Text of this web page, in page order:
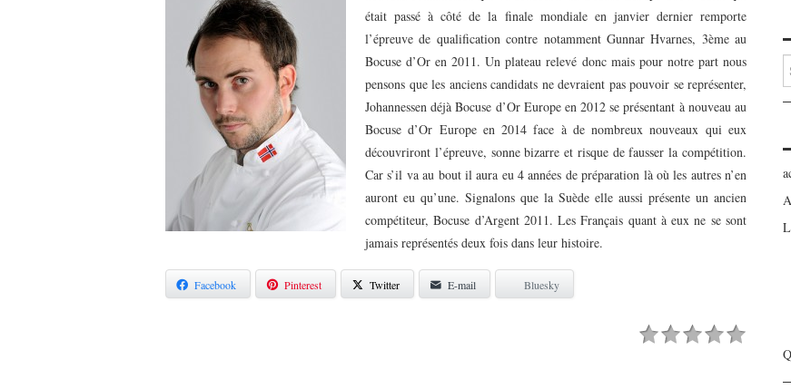
était passé à côté de la finale mondiale en janvier dernier remporte
l’épreuve de qualification contre notamment Gunnar Hvarnes, 3ème au
Bocuse d’Or en 2011. Un plateau relevé donc mais pour notre part nous
pensons que les anciens candidats ne devraient pas pouvoir se représenter,
Johannessen déjà Bocuse d’Or Europe en 2012 se présentant à nouveau au
Bocuse d’Or Europe en 2014 face à de nombreux nouveaux qui eux
découvriront l’épreuve, sonne bizarre et risque de fausser la compétition.
Car s’il va au bout il aura eu 4 années de préparation là où les autres n’en
auront eu qu’une. Signalons que la Suède elle aussi présente un ancien
compétiteur, Bocuse d’Argent 2011. Les Français quant à eux ne se sont
jamais représentés deux fois dans leur histoire.
Facebook Pinterest Twitter E-mail Bluesky